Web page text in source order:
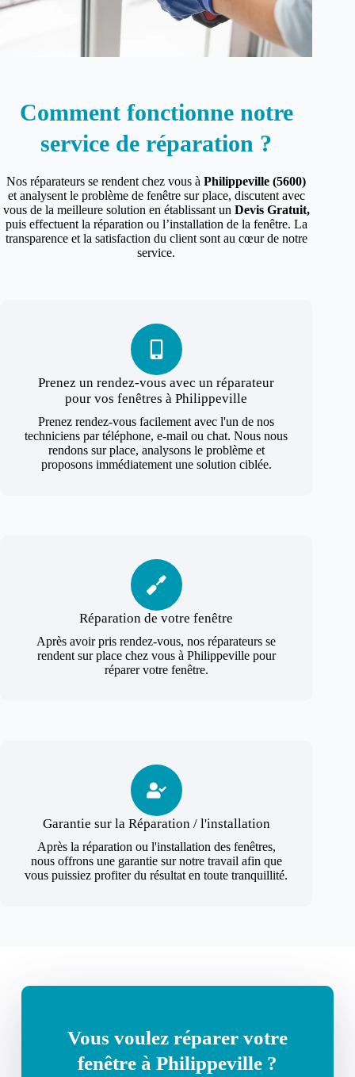
Comment fonctionne notre
service de réparation ?
Nos réparateurs se rendent chez vous àPhilippeville (5600)
et analysent le problème de fenêtre sur place, discutent avec
vous de la meilleure solution en établissant un Devis Gratuit,
puis effectuent la réparation ou l’installation de la fenêtre. La
transparence et la satisfaction du client sont au cœur de notre
service.
Prenez un rendez-vous avec un réparateur
pour vos fenêtres à Philippeville
Prenez rendez-vous facilement avec l'un de nos
techniciens par téléphone, e-mail ou chat. Nous nous
rendons sur place, analysons le problème et
proposons immédiatement une solution ciblée.
Réparation de votre fenêtre
Après avoir pris rendez-vous, nos réparateurs se
rendent sur place chez vous à Philippeville pour
réparer votre fenêtre.
Garantie sur la Réparation / l'installation
Après la réparation ou l'installation des fenêtres,
nous offrons une garantie sur notre travail afin que
vous puissiez profiter du résultat en toute tranquillité.
Vous voulez réparer votre
fenêtre à Philippeville ?